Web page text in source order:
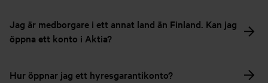
Jag är medborgare i ett annat land än Finland. Kan jag
öppna ett konto i Aktia?
Hur öppnar jag ett hyresgarantikonto?